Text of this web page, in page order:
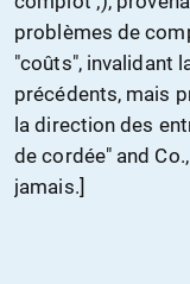
problèmes de
"coûts", invalidant
précédents, mais
la direction des
de cordée" and
jamais.]